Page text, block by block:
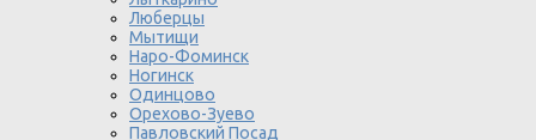
Люберцы
Мытищи
Наро-Фоминск
Ногинск
Одинцово
Орехово-Зуево
Павловский Посад